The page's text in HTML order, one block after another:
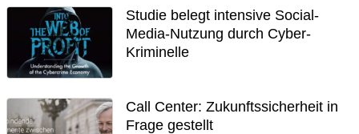
Studie belegt intensive Social-
Media-Nutzung durch Cyber-
Kriminelle
Call Center: Zukunftssicherheit in
Frage gestellt